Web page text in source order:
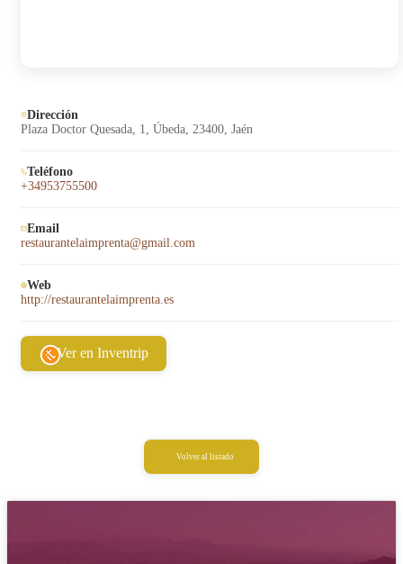
Dirección
Plaza Doctor Quesada, 1, Úbeda, 23400, Jaén
Teléfono
+34953755500
Email
restaurantelaimprenta@gmail.com
Web
http://restaurantelaimprenta.es
Ver en Inventrip
Volver al listado